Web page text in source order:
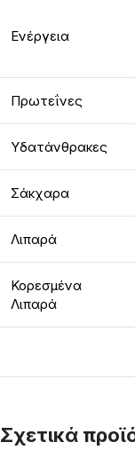
Ενέργεια
Πρωτεΐνες
Υδατάνθρακες
Σάκχαρα
Λιπαρά
Κορεσμένα
Λιπαρά
Σχετικά